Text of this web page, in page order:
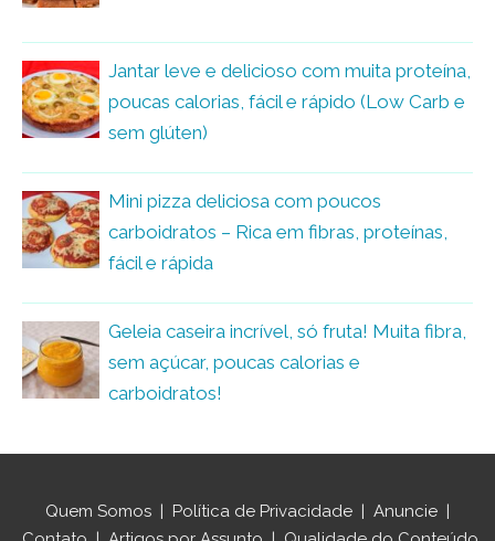
Jantar leve e delicioso com muita proteína,
poucas calorias, fácil e rápido (Low Carb e
sem glúten)
Mini pizza deliciosa com poucos
carboidratos – Rica em fibras, proteínas,
fácil e rápida
Geleia caseira incrível, só fruta! Muita fibra,
sem açúcar, poucas calorias e
carboidratos!
Quem Somos Política de Privacidade Anuncie